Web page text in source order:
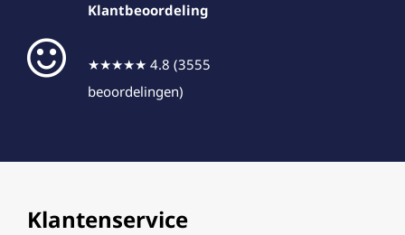
Klantbeoordeling
★★★★★ 4.8 (3555
beoordelingen)
Klantenservice